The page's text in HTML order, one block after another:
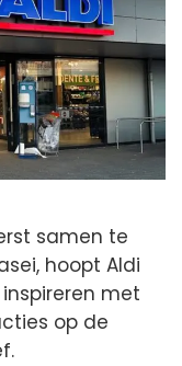
samen te
hoopt Aldi
met
op de